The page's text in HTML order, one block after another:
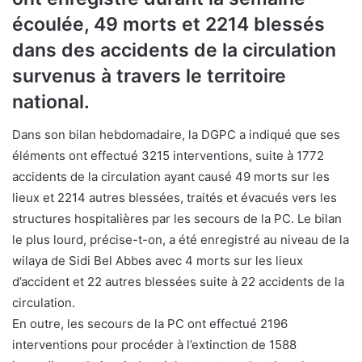
écoulée, 49 morts et 2214 blessés
dans des accidents de la circulation
survenus à travers le territoire
national.
Dans son bilan hebdomadaire, la DGPC a indiqué que ses
éléments ont effectué 3215 interventions, suite à 1772
accidents de la circulation ayant causé 49 morts sur les
lieux et 2214 autres blessées, traités et évacués vers les
structures hospitalières par les secours de la PC. Le bilan
le plus lourd, précise-t-on, a été enregistré au niveau de la
wilaya de Sidi Bel Abbes avec 4 morts sur les lieux
d’accident et 22 autres blessées suite à 22 accidents de la
circulation.
En outre, les secours de la PC ont effectué 2196
interventions pour procéder à l’extinction de 1588